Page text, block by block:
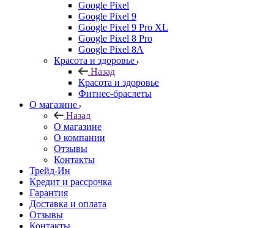
Google Pixel
Google Pixel 9
Google Pixel 9 Pro XL
Google Pixel 8 Pro
Google Pixel 8A
Красота и здоровье
Назад
Красота и здоровье
Фитнес-браслеты
О магазине
Назад
О магазине
О компании
Отзывы
Контакты
Трейд-Ин
Кредит и рассрочка
Гарантия
Доставка и оплата
Отзывы
Контакты